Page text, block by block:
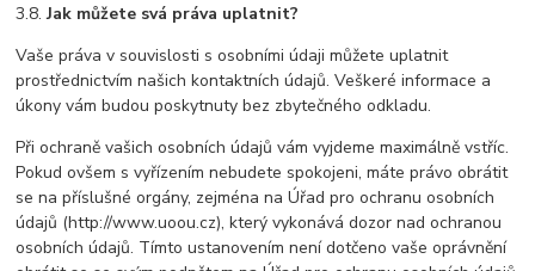
3.8.Jak můžete svá práva uplatnit?
Vaše práva v souvislosti s osobními údaji můžete uplatnit
prostřednictvím našich kontaktních údajů. Veškeré informace a
úkony vám budou poskytnuty bez zbytečného odkladu.
Při ochraně vašich osobních údajů vám vyjdeme maximálně vstříc.
Pokud ovšem s vyřízením nebudete spokojeni, máte právo obrátit
se na příslušné orgány, zejména na Úřad pro ochranu osobních
údajů (http://www.uoou.cz), který vykonává dozor nad ochranou
osobních údajů. Tímto ustanovením není dotčeno vaše oprávnění